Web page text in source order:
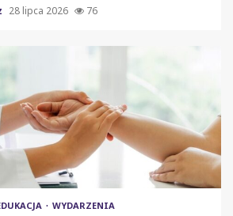
28 lipca 2026 76
WYDARZENIA